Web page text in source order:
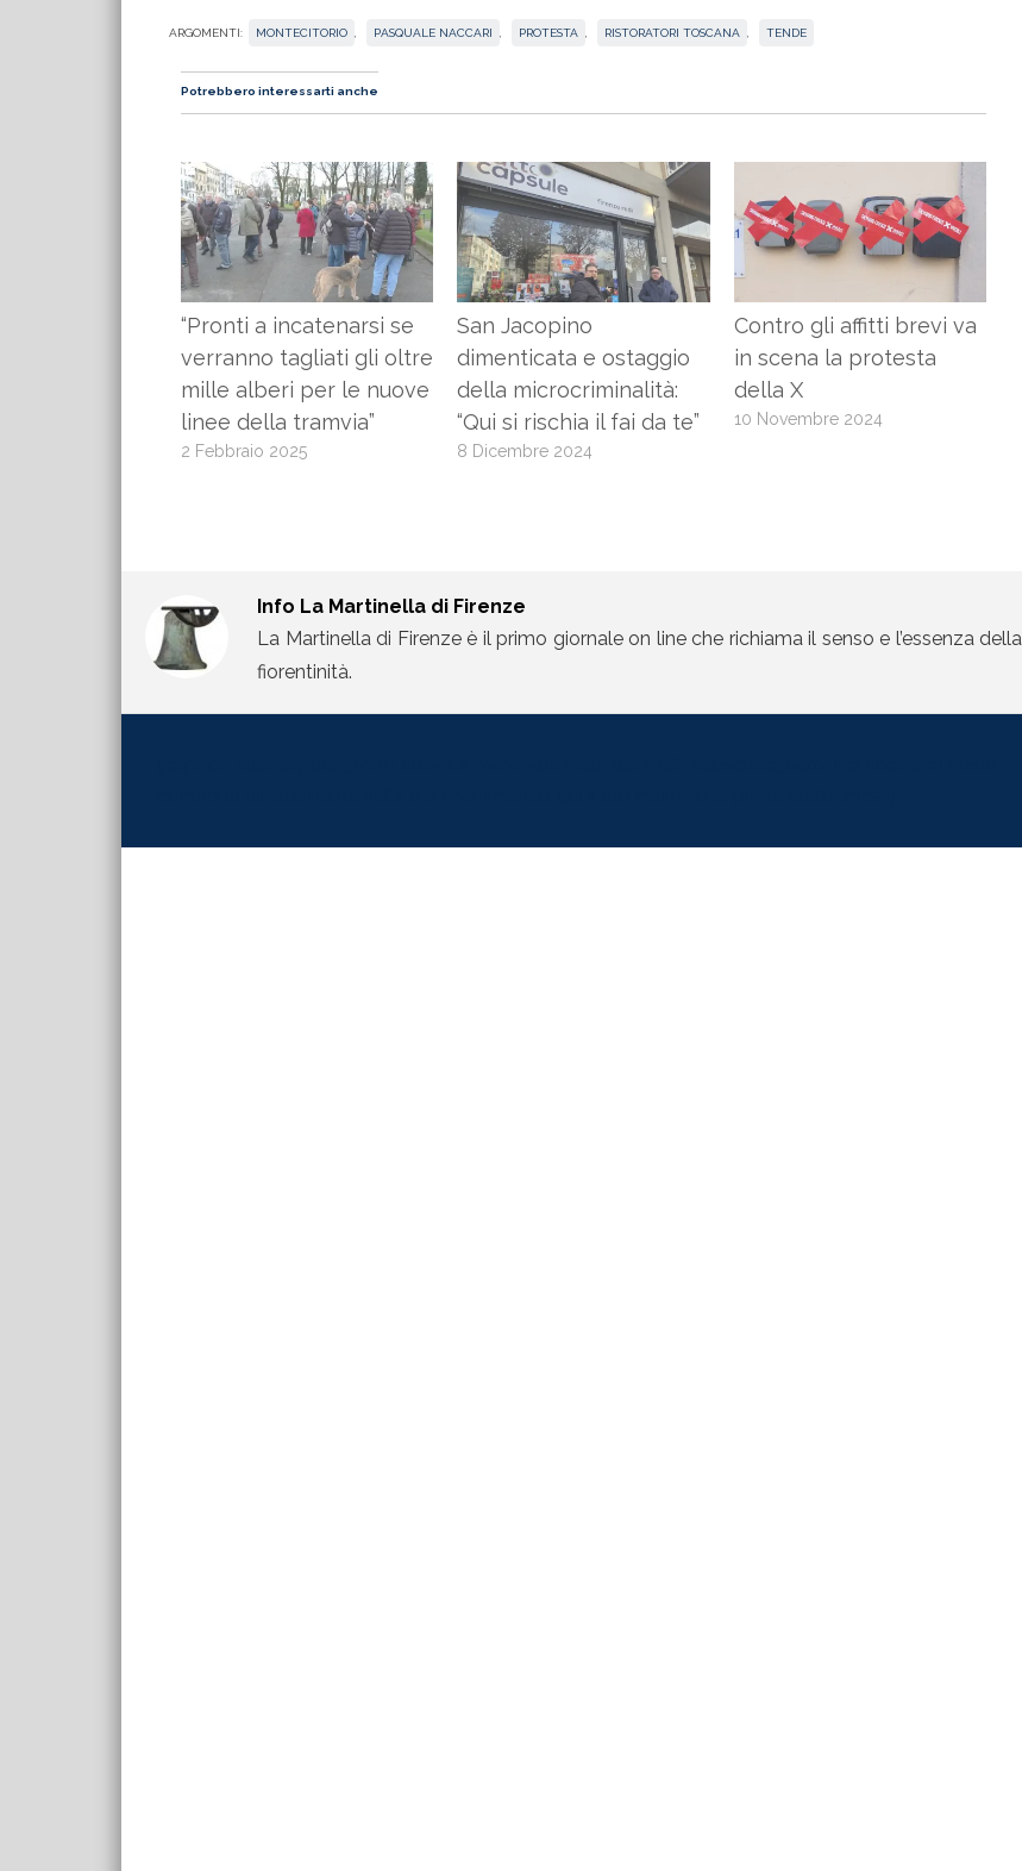
ARGOMENTI: MONTECITORIO PASQUALE NACCARI PROTESTA RISTORATORI TOSCANA TENDE
Potrebbero interessarti anche
“Pronti a incatenarsi se
verranno tagliati gli oltre
mille alberi per le nuove
linee della tramvia”
2 Febbraio 2025
San Jacopino
dimenticata e ostaggio
della microcriminalità:
“Qui si rischia il fai da te”
8 Dicembre 2024
Contro gli affitti brevi va
in scena la protesta
della X
10 Novembre 2024
Info La Martinella di Firenze
La Martinella di Firenze è il primo giornale on line che richiama il senso e l’essenza della
fiorentinità.